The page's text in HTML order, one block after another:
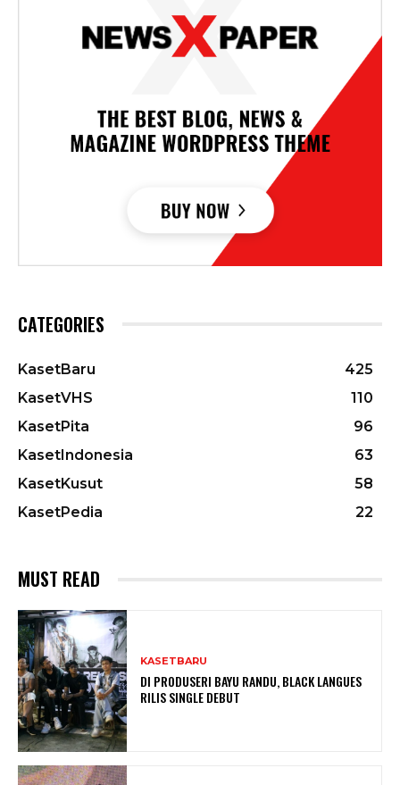
CATEGORIES
KasetBaru
425
KasetVHS
110
KasetPita
96
KasetIndonesia
63
KasetKusut
58
KasetPedia
22
MUST READ
KASETBARU
DI PRODUSERI BAYU RANDU, BLACK LANGUES
RILIS SINGLE DEBUT